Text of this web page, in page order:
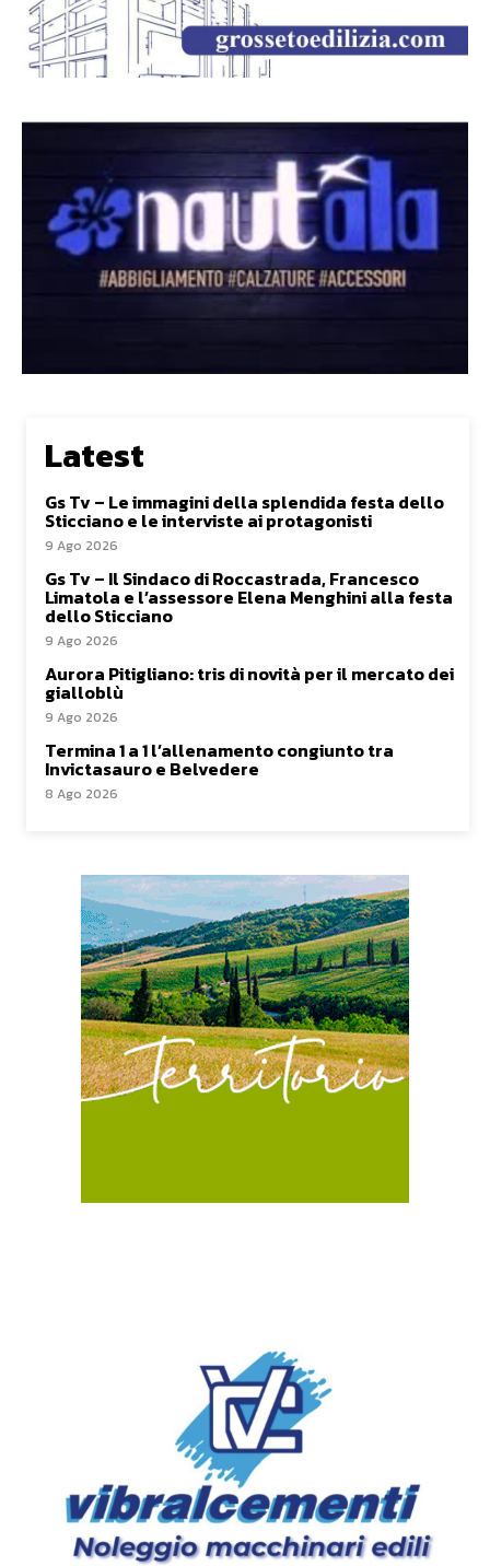
Latest
Gs Tv – Le immagini della splendida festa dello
Sticciano e le interviste ai protagonisti
9 Ago 2026
Gs Tv – Il Sindaco di Roccastrada, Francesco
Limatola e l’assessore Elena Menghini alla festa
dello Sticciano
9 Ago 2026
Aurora Pitigliano: tris di novità per il mercato dei
gialloblù
9 Ago 2026
Termina 1 a 1 l’allenamento congiunto tra
Invictasauro e Belvedere
8 Ago 2026